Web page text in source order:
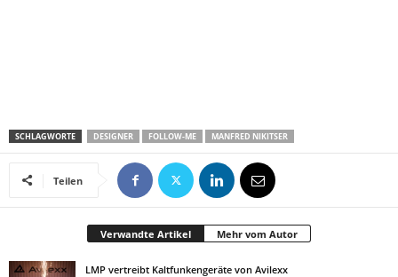
SCHLAGWORTE DESIGNER FOLLOW-ME MANFRED NIKITSER
Teilen
Verwandte Artikel Mehr vom Autor
LMP vertreibt Kaltfunkengeräte von Avilexx